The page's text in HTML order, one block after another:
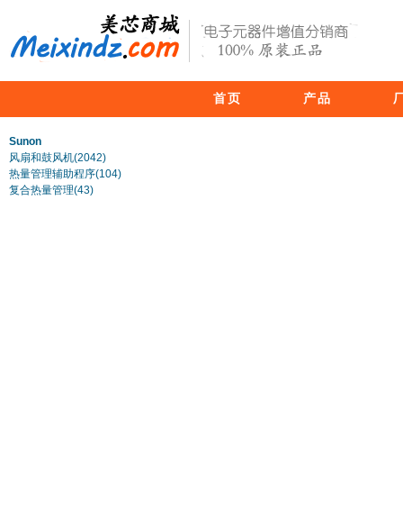
首页 产品
Sunon
风扇和鼓风机(2042)
热量管理辅助程序(104)
复合热量管理(43)